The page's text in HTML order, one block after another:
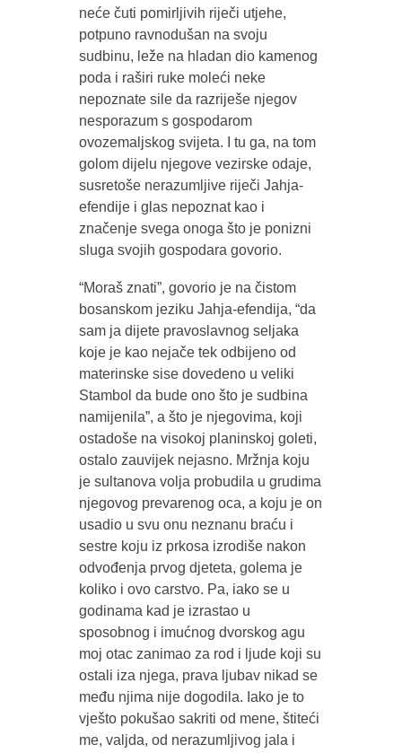
neće čuti pomirljivih riječi utjehe,
potpuno ravnodušan na svoju
sudbinu, leže na hladan dio kamenog
poda i raširi ruke moleći neke
nepoznate sile da razriješe njegov
nesporazum s gospodarom
ovozemaljskog svijeta. I tu ga, na tom
golom dijelu njegove vezirske odaje,
susretoše nerazumljive riječi Jahja-
efendije i glas nepoznat kao i
značenje svega onoga što je ponizni
sluga svojih gospodara govorio.
“Moraš znati”, govorio je na čistom
bosanskom jeziku Jahja-efendija, “da
sam ja dijete pravoslavnog seljaka
koje je kao nejače tek odbijeno od
materinske sise dovedeno u veliki
Stambol da bude ono što je sudbina
namijenila”, a što je njegovima, koji
ostadoše na visokoj planinskoj goleti,
ostalo zauvijek nejasno. Mržnja koju
je sultanova volja probudila u grudima
njegovog prevarenog oca, a koju je on
usadio u svu onu neznanu braću i
sestre koju iz prkosa izrodiše nakon
odvođenja prvog djeteta, golema je
koliko i ovo carstvo. Pa, iako se u
godinama kad je izrastao u
sposobnog i imućnog dvorskog agu
moj otac zanimao za rod i ljude koji su
ostali iza njega, prava ljubav nikad se
među njima nije dogodila. Iako je to
vješto pokušao sakriti od mene, štiteći
me, valjda, od nerazumljivog jala i